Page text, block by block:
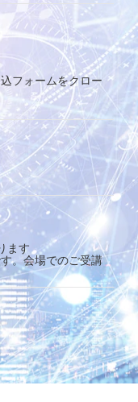
フォームをクロー
ます
。会場でのご受講